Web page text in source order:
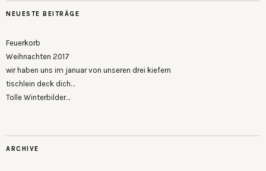
NEUESTE BEITRÄGE
Feuerkorb
Weihnachten 2017
wir haben uns im januar von unseren drei kiefern
tischlein deck dich…
Tolle Winterbilder…
ARCHIVE